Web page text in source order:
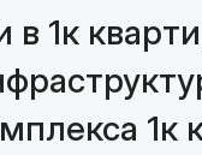
1к
1к